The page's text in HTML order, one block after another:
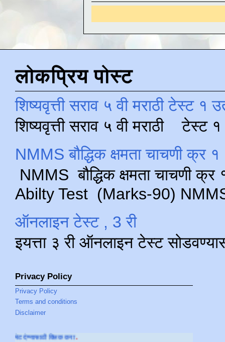
लोकप्रिय पोस्ट
शिष्यवृत्ती सराव ५ वी मराठी टेस्ट १
शिष्यवृत्ती सराव ५ वी मराठी टेस्ट
NMMS बौद्धिक क्षमता चाचणी क्र
NMMS बौद्धिक क्षमता चाचणी
Abilty Test (Marks-90) NMMS
ऑनलाइन टेस्ट , 3 री
इयत्ता ३ री ऑनलाइन टेस्ट
Privacy Policy
Privacy Policy
Terms and conditions
Disclaimer
करा.